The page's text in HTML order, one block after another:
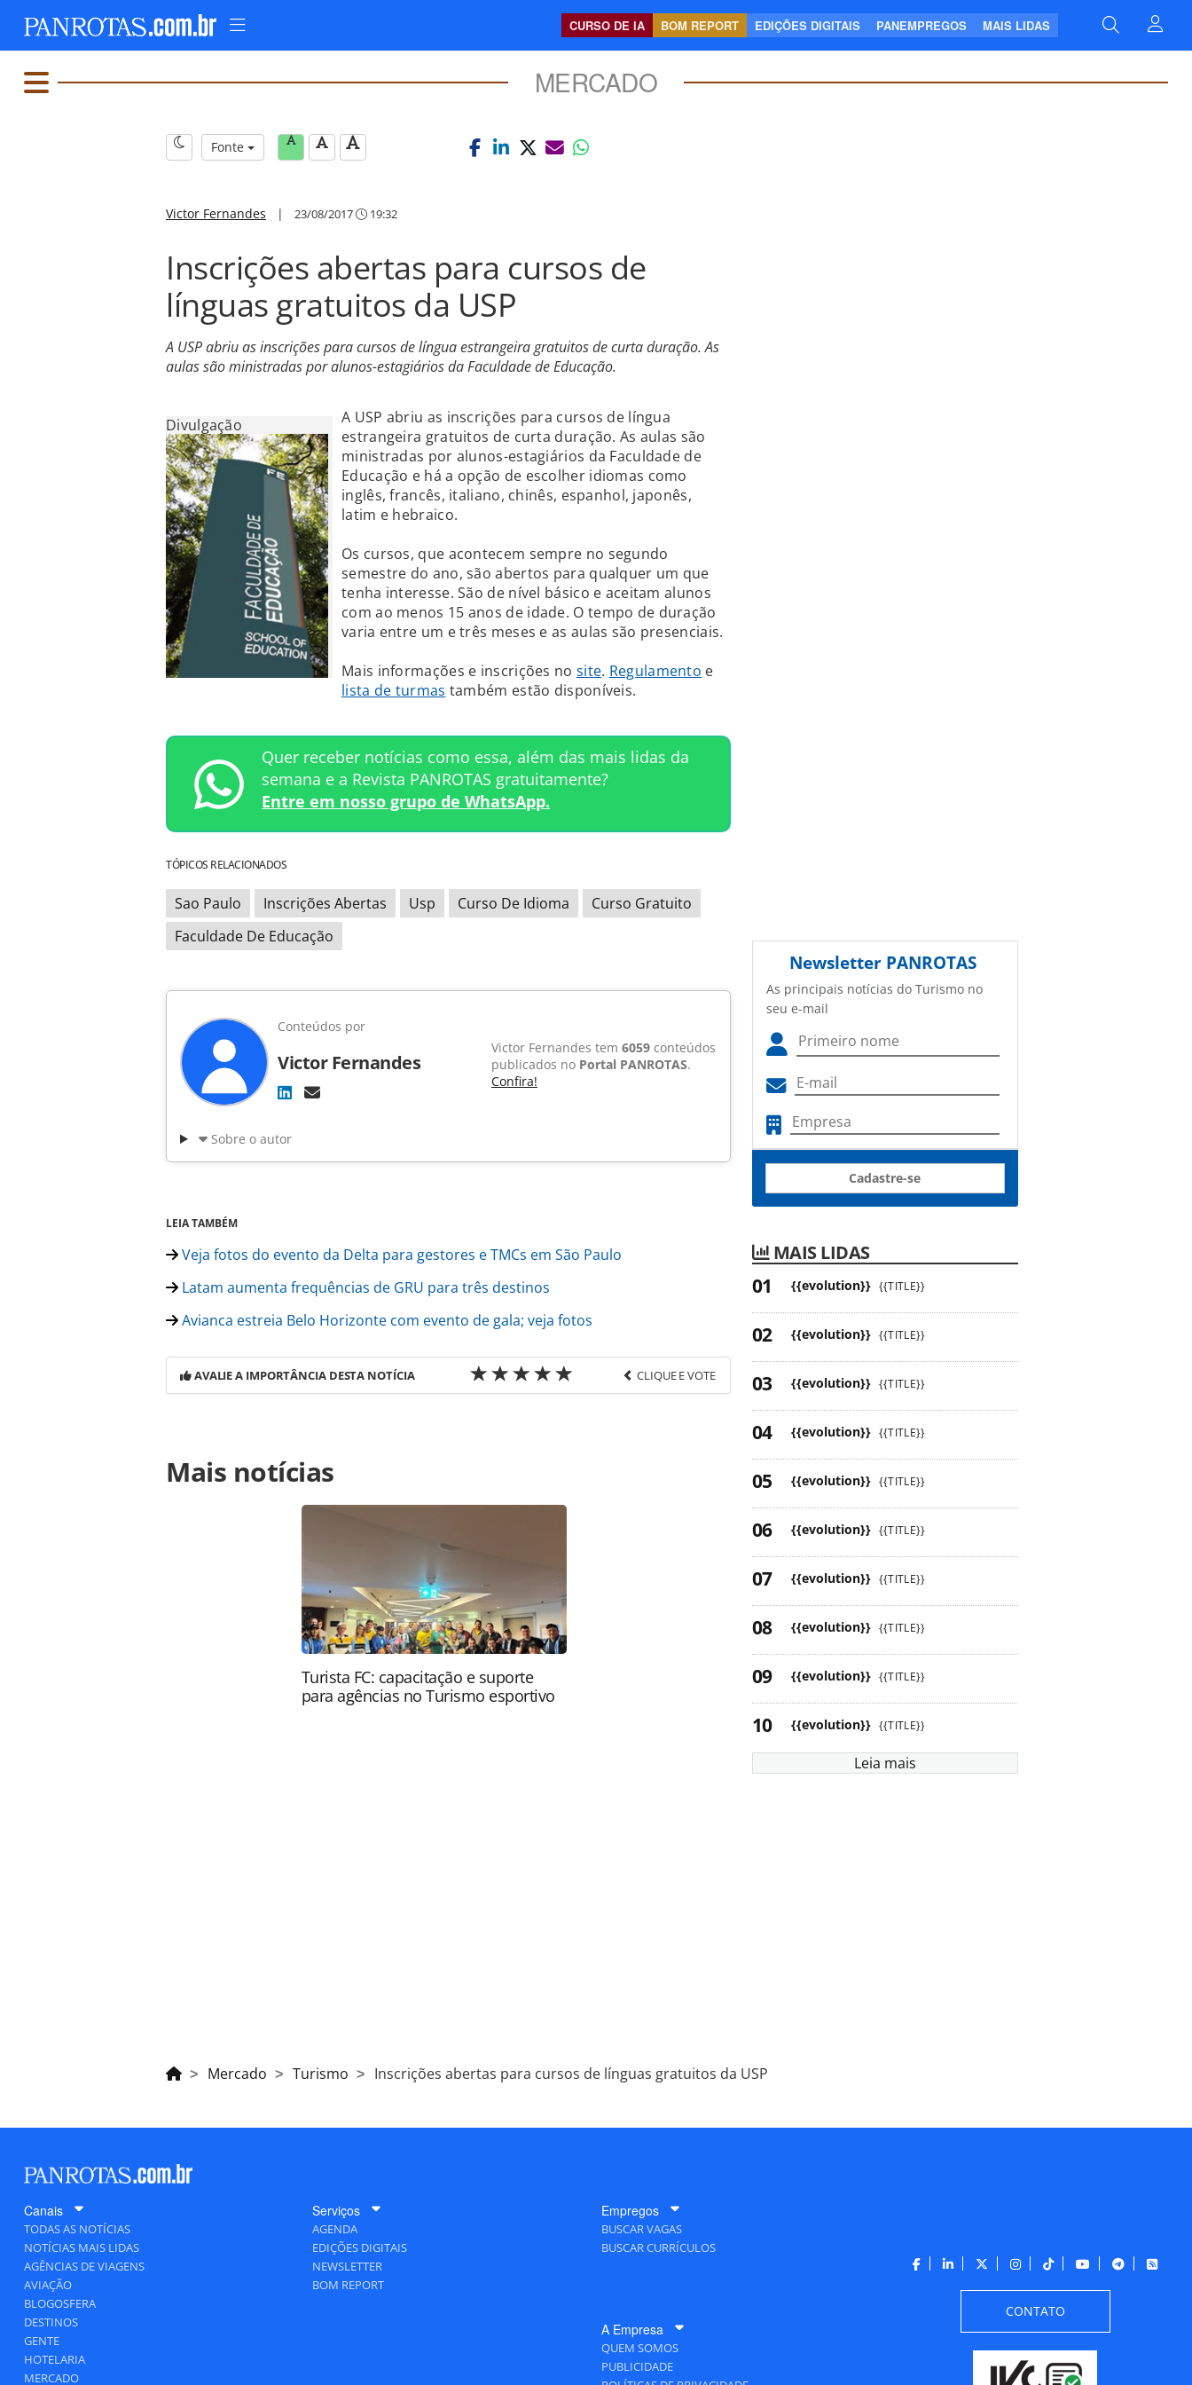
CURSO DE IA BOM REPORT EDIÇÕES DIGITAIS PANEMPREGOS MAIS LIDAS
MERCADO
Fonte
Victor Fernandes | 23/08/2017 19:32
Inscrições abertas para cursos de
línguas gratuitos da USP
A USP abriu as inscrições para cursos de língua estrangeira gratuitos de curta duração. As
aulas são ministradas por alunos-estagiários da Faculdade de Educação.
Divulgação
A USP abriu as inscrições para cursos de língua
estrangeira gratuitos de curta duração. As aulas são
ministradas por alunos-estagiários da Faculdade de
Educação e há a opção de escolher idiomas como
inglês, francês, italiano, chinês, espanhol, japonês,
latim e hebraico.
Os cursos, que acontecem sempre no segundo
semestre do ano, são abertos para qualquer um que
tenha interesse. São de nível básico e aceitam alunos
com ao menos 15 anos de idade. O tempo de duração
varia entre um e três meses e as aulas são presenciais.
Mais informações e inscrições no site. Regulamento e
lista de turmas também estão disponíveis.
Quer receber notícias como essa, além das mais lidas da
semana e a Revista PANROTAS gratuitamente?
Entre em nosso grupo de WhatsApp.
TÓPICOS RELACIONADOS
Sao Paulo Inscrições Abertas Usp Curso De Idioma
Curso Gratuito
Faculdade De Educação
Conteúdos por
Victor Fernandes
Victor Fernandes tem 6059 conteúdos
publicados no Portal PANROTAS.
Confira!
Sobre o autor
LEIA TAMBÉM
Veja fotos do evento da Delta para gestores e TMCs em São Paulo
Latam aumenta frequências de GRU para três destinos
Avianca estreia Belo Horizonte com evento de gala; veja fotos
AVALIE A IMPORTÂNCIA DESTA NOTÍCIA CLIQUE E VOTE
https://www.panrotas.com.br/noticia-turismo/servicos/2017/08/inscricoes-abertas-
para-cursos-de-linguas-gratuitos-da-usp_148973.html ou as ferramentas oferecidas na
página. Todo o conteúdo produzido pela PANROTAS Editora é protegido pela legislação
PANROTAS Editora (copyright@panrotas.com.br).
Mais notícias
Turista FC: capacitação e suporte
para agências no Turismo esportivo
Newsletter PANROTAS
As principais notícias do Turismo no
seu e-mail
Cadastre-se
MAIS LIDAS
{{evolution}} {{TITLE}}
{{evolution}} {{TITLE}}
{{evolution}} {{TITLE}}
{{evolution}} {{TITLE}}
{{evolution}} {{TITLE}}
{{evolution}} {{TITLE}}
{{evolution}} {{TITLE}}
{{evolution}} {{TITLE}}
{{evolution}} {{TITLE}}
{{evolution}} {{TITLE}}
Leia mais
Mercado Turismo Inscrições abertas para cursos de línguas gratuitos da USP
Canais
TODAS AS NOTÍCIAS
NOTÍCIAS MAIS LIDAS
AGÊNCIAS DE VIAGENS
AVIAÇÃO
BLOGOSFERA
DESTINOS
GENTE
HOTELARIA
MERCADO
Serviços
AGENDA
EDIÇÕES DIGITAIS
NEWSLETTER
BOM REPORT
Empregos
BUSCAR VAGAS
BUSCAR CURRÍCULOS
A Empresa
QUEM SOMOS
PUBLICIDADE
CONTATO